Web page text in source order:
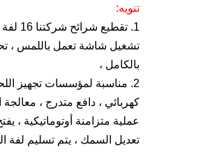
تنويه:
بالكامل ،
2. مناسبة لمؤسسات تجهيز
كهربائي ، دافع متدرج ، معالجة
عملية متزامنة أوتوماتيكية ،
تعديل السمك ، يتم تسليم لفة